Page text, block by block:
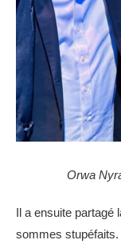
Orwa
Il a ensuite partagé
sommes